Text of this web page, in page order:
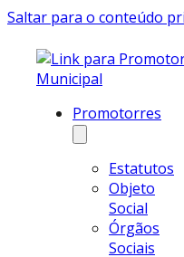
Saltar para o conteúdo
Promotorres
Estatutos
Objeto
Social
Órgãos
Sociais